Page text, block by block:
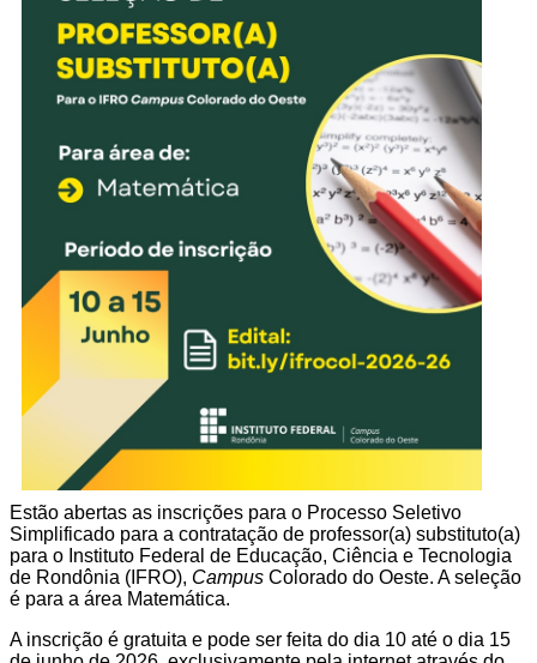
Estão abertas as inscrições para o Processo Seletivo
Simplificado para a contratação de professor(a) substituto(a)
para o Instituto Federal de Educação, Ciência e Tecnologia
de Rondônia (IFRO), Campus Colorado do Oeste. A seleção
é para a área Matemática.
A inscrição é gratuita e pode ser feita do dia 10 até o dia 15